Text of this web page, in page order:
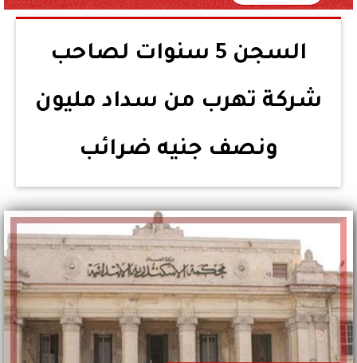
السجن 5 سنوات لصاحب
شركة تهرب من سداد مليون
ونصف جنيه ضرائب